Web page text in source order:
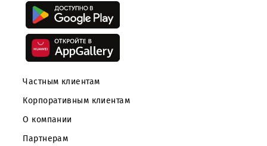
Скачайте приложение Mobiuz